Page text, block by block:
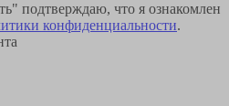
подтверждаю, что я ознакомлен
конфиденциальности.